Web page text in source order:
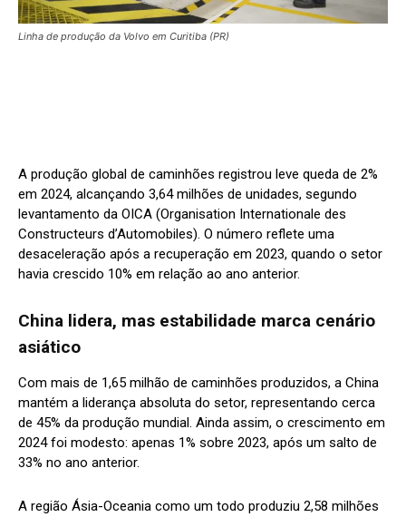
Linha de produção da Volvo em Curitiba (PR)
A produção global de caminhões registrou leve queda de 2%
em 2024, alcançando 3,64 milhões de unidades, segundo
levantamento da OICA (Organisation Internationale des
Constructeurs d’Automobiles). O número reflete uma
desaceleração após a recuperação em 2023, quando o setor
havia crescido 10% em relação ao ano anterior.
China lidera, mas estabilidade marca cenário
asiático
Com mais de 1,65 milhão de caminhões produzidos, a China
mantém a liderança absoluta do setor, representando cerca
de 45% da produção mundial. Ainda assim, o crescimento em
2024 foi modesto: apenas 1% sobre 2023, após um salto de
33% no ano anterior.
A região Ásia-Oceania como um todo produziu 2,58 milhões